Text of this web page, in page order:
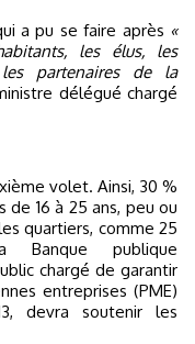
a pu se faire après «
les élus, les
partenaires de la
délégué chargé
de 16 à 25 ans, peu ou
quartiers, comme 25
publique
chargé de garantir
entreprises (PME)
devra soutenir les